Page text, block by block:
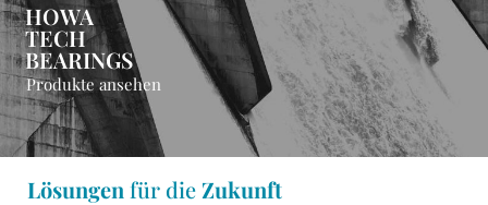
Lösungen für die Zukunft
HOWA
TECH
BEARINGS
Produkte ansehen